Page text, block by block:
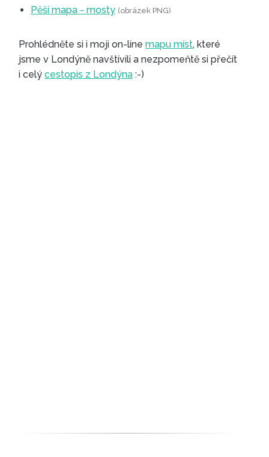
Pěší mapa - mosty (obrázek PNG)
Prohlédněte si i moji on-linemapu míst, které
jsme v Londýně navštívili a nezpomeňtě si přečít
i celýcestopis z Londýna :-)